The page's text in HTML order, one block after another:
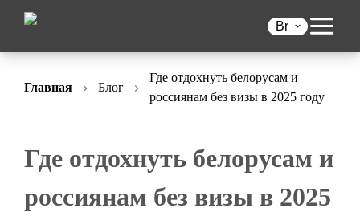
Br
Главная Блог
Где отдохнуть белорусам и
россиянам без визы в 2025 году
Где отдохнуть белорусам и
россиянам без визы в 2025